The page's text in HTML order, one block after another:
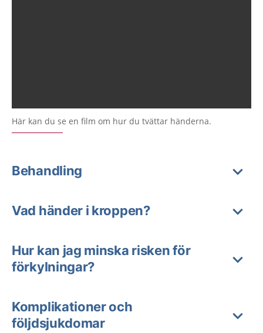
Här kan du se en film om hur du tvättar händerna.
Behandling
Vad händer i kroppen?
Hur kan jag minska risken för
förkylningar?
Komplikationer och
följdsjukdomar